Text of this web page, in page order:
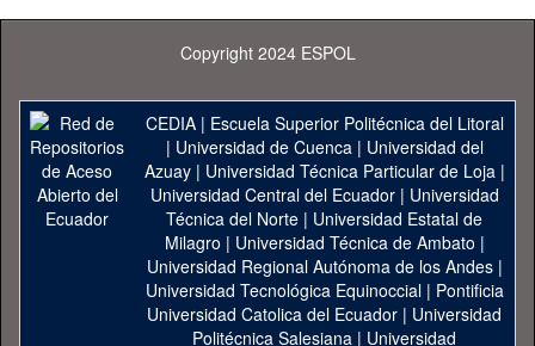
Copyright 2024 ESPOL
CEDIA| Escuela Superior Politécnica del Litoral
| Universidad de Cuenca| Universidad del
Azuay| Universidad Técnica Particular de Loja|
Universidad Central del Ecuador| Universidad
Técnica del Norte | Universidad Estatal de
Milagro | Universidad Técnica de Ambato |
Universidad Regional Autónoma de los Andes|
Universidad Tecnológica Equinoccial| Pontificia
Universidad Catolica del Ecuador | Universidad
Politécnica Salesiana | Universidad